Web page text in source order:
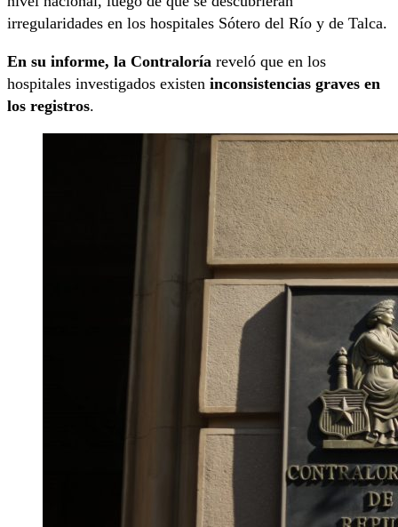
irregularidades en los hospitales Sótero del Río y de Talca.
En su informe, la Contraloría reveló que en los
hospitales investigados existen inconsistencias graves en
los registros.